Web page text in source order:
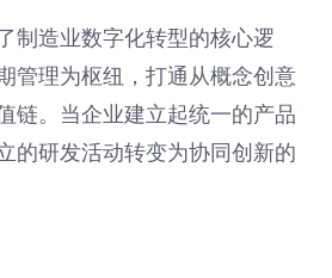
制造业数字化转型的核心逻
管理为枢纽，打通从概念创意
链。当企业建立起统一的产品
的研发活动转变为协同创新的